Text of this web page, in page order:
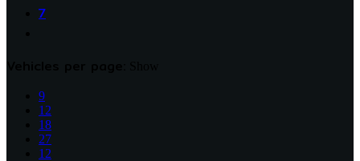
7
9
12
18
27
12